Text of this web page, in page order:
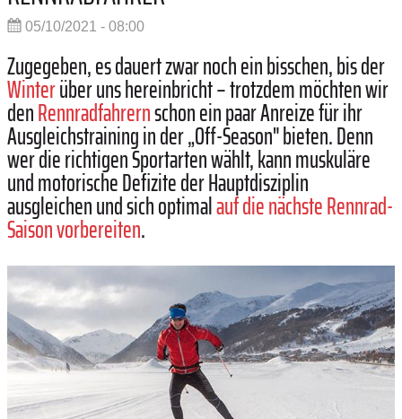
05/10/2021 - 08:00
Zugegeben, es dauert zwar noch ein bisschen, bis der
Winterüber uns hereinbricht – trotzdem möchten wir
denRennradfahrernschon ein paar Anreize für ihr
Ausgleichstraining in der „Off-Season" bieten. Denn
wer die richtigen Sportarten wählt, kann muskuläre
und motorische Defizite der Hauptdisziplin
ausgleichen und sich optimalauf die nächste Rennrad-
Saison vorbereiten.